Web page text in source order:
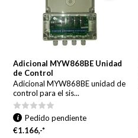
Adicional MYW868BE Unidad
de Control
Adicional MYW868BE unidad de
control para el sis...
Pedido pendiente
€1.166,-*